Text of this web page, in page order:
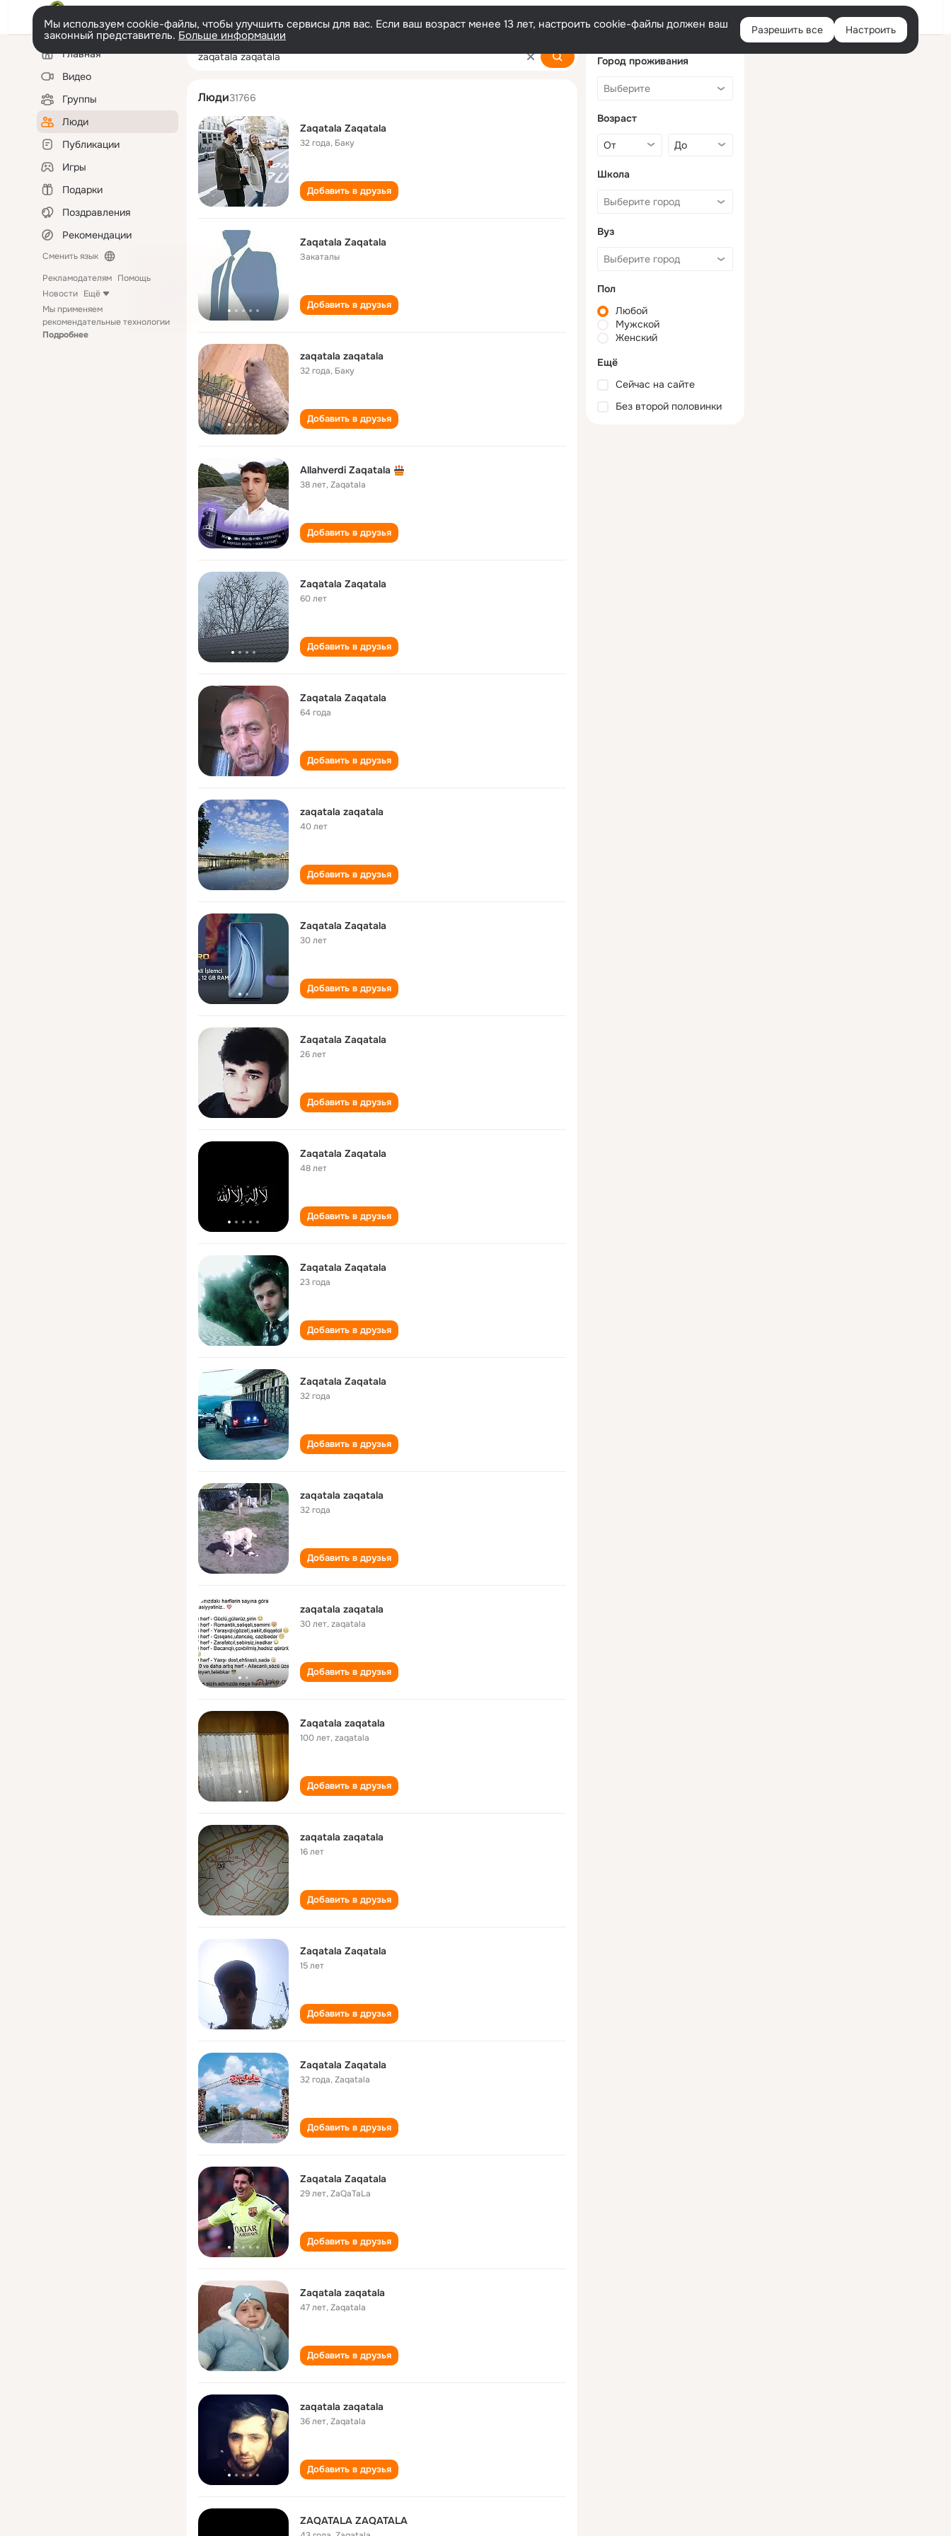
Войти
Мы используем cookie-файлы, чтобы улучшить сервисы для вас. Если ваш возраст менее 13 лет, настроить cookie-файлы должен ваш
законный представитель. Больше информации Разрешить все Настроить
Левая
колонкаГлавная
Видео
Группы
Люди
Публикации
Игры
Подарки
Поздравления
Рекомендации
Сменить язык
Рекламодателям Помощь
Новости Ещё
Мы применяем
рекомендательные технологии
Подробнее
zaqatala zaqatala
Люди31766
Zaqatala Zaqatala
32 года, Баку
Добавить в друзья
Zaqatala Zaqatala
Закаталы
Добавить в друзья
zaqatala zaqatala
32 года, Баку
Добавить в друзья
Allahverdi Zaqatala
38 лет,Zaqatala
Добавить в друзья
Zaqatala Zaqatala
60 лет
Добавить в друзья
Zaqatala Zaqatala
64 года
Добавить в друзья
zaqatala zaqatala
40 лет
Добавить в друзья
Zaqatala Zaqatala
30 лет
Добавить в друзья
Zaqatala Zaqatala
26 лет
Добавить в друзья
Zaqatala Zaqatala
48 лет
Добавить в друзья
Zaqatala Zaqatala
23 года
Добавить в друзья
Zaqatala Zaqatala
32 года
Добавить в друзья
zaqatala zaqatala
32 года
Добавить в друзья
zaqatala zaqatala
30 лет,zaqatala
Добавить в друзья
Zaqatala zaqatala
100 лет,zaqatala
Добавить в друзья
zaqatala zaqatala
16 лет
Добавить в друзья
Zaqatala Zaqatala
15 лет
Добавить в друзья
Zaqatala Zaqatala
32 года,Zaqatala
Добавить в друзья
Zaqatala Zaqatala
29 лет,ZaQaTaLa
Добавить в друзья
Zaqatala zaqatala
47 лет,Zaqatala
Добавить в друзья
zaqatala zaqatala
36 лет,Zaqatala
Добавить в друзья
ZAQATALA ZAQATALA
Город проживания
Возраст
Школа
Вуз
Пол
Любой
Мужской
Женский
Ещё
Сейчас на сайте
Без второй половинки